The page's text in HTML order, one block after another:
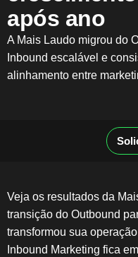
após ano
A Mais Laudo migrou do
Inbound escalável e
alinhamento entre
Veja os resultados da
transição do Outbound
transformou sua
Inbound Marketing fica